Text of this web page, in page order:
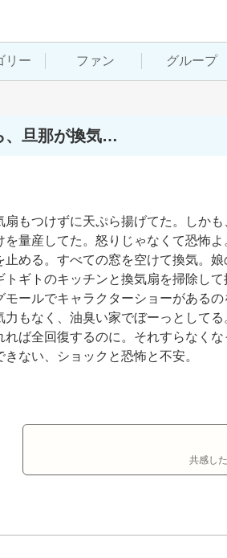
リー ファン グループ
、旦那が換気…
もつけずに天ぷら揚げてた。しかも
量産してた。怒りじゃなくて恐怖
める。すべての窓を空けて換気。
ギトのキッチンと換気扇を掃除し
ールでキャラクターショーがある
もなく、油臭い家でぼーっとして
ば全回復するのに。それすらなく
ない、ショックと恐怖と不安。
共感した